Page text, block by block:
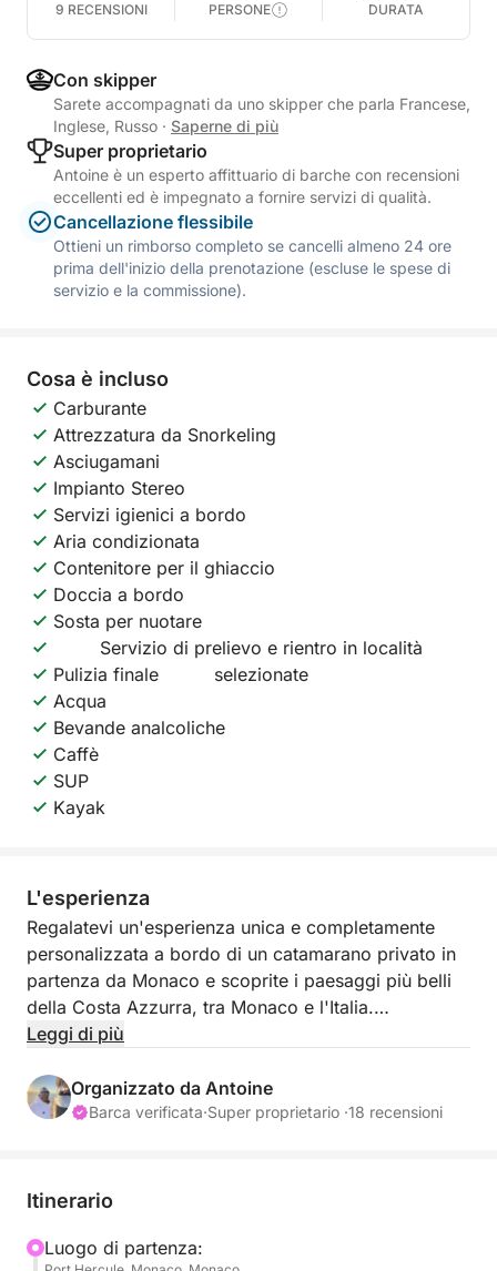
9 RECENSIONI PERSONE DURATA
Con skipper
Sarete accompagnati da uno skipper che parla Francese,
Inglese, Russo · Saperne di più
Super proprietario
Antoine è un esperto affittuario di barche con recensioni
eccellenti ed è impegnato a fornire servizi di qualità.
Cancellazione flessibile
Ottieni un rimborso completo se cancelli almeno 24 ore
prima dell'inizio della prenotazione (escluse le spese di
servizio e la commissione).
Cosa è incluso
Carburante
Attrezzatura da Snorkeling
Asciugamani
Impianto Stereo
Servizi igienici a bordo
Aria condizionata
Contenitore per il ghiaccio
Doccia a bordo
Sosta per nuotare
Servizio di prelievo e rientro in località
selezionate
Pulizia finale
Acqua
Bevande analcoliche
Caffè
SUP
Kayak
L'esperienza
Regalatevi un'esperienza unica e completamente
personalizzata a bordo di un catamarano privato in
partenza da Monaco e scoprite i paesaggi più belli
della Costa Azzurra, tra Monaco e l'Italia.
a scegliere il ritmo, le tappe e l'atmosfera della
giornata. Che desideriate rilassarvi, esplorare o
suoi luoghi simbolo:
Leggi di più
Organizzato da Antoine
Barca verificata·Super proprietario ·18 recensioni
Itinerario
Luogo di partenza: